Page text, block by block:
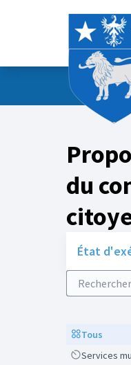
AccueilMenu
/
du
État
Rechercher
ScopeTous
ScopeServices